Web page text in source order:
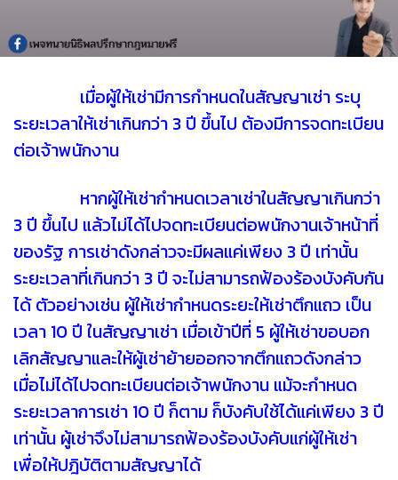
เมื่อผู้ให้เช่ามีการกำหนดในสัญญาเช่า ระบุ
ระยะเวลาให้เช่าเกินกว่า 3 ปี ขึ้นไป ต้องมีการจดทะเบียน
ต่อเจ้าพนักงาน
หากผู้ให้เช่ากำหนดเวลาเช่าในสัญญาเกินกว่า
3 ปี ขึ้นไป แล้วไม่ได้ไปจดทะเบียนต่อพนักงานเจ้าหน้าที่
ของรัฐ การเช่าดังกล่าวจะมีผลแค่เพียง 3 ปี เท่านั้น
ระยะเวลาที่เกินกว่า 3 ปี จะไม่สามารถฟ้องร้องบังคับกัน
ได้ ตัวอย่างเช่น ผู้ให้เช่ากำหนดระยะให้เช่าตึกแถว เป็น
เวลา 10 ปี ในสัญญาเช่า เมื่อเข้าปีที่ 5 ผู้ให้เช่าขอบอก
เลิกสัญญาและให้ผู้เช่าย้ายออกจากตึกแถวดังกล่าว
เมื่อไม่ได้ไปจดทะเบียนต่อเจ้าพนักงาน แม้จะกำหนด
ระยะเวลาการเช่า 10 ปี ก็ตาม ก็บังคับใช้ได้แค่เพียง 3 ปี
เท่านั้น ผู้เช่าจึงไม่สามารถฟ้องร้องบังคับแก่ผู้ให้เช่า
เพื่อให้ปฎิบัติตามสัญญาได้